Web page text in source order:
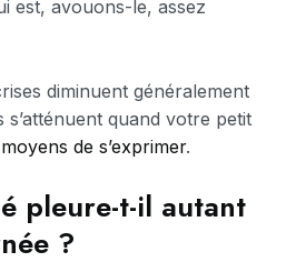
est, avouons-le, assez
diminuent généralement
s’atténuent quand votre petit
de s’exprimer.
pleure-t-il autant
?